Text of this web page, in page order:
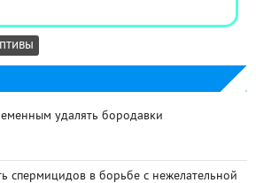
удалять бородавки
спермицидов в борьбе с нежелательной